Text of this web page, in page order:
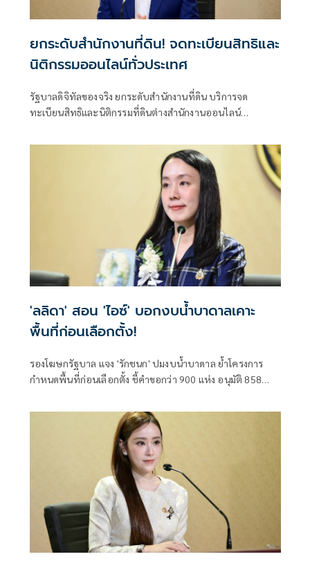
ยกระดับสำนักงานที่ดิน! จดทะเบียนสิทธิและ
นิติกรรมออนไลน์ทั่วประเทศ
รัฐบาลดิจิทัลของจริง ยกระดับสำนักงานที่ดิน บริการจด
ทะเบียนสิทธิและนิติกรรมที่ดินต่างสำนักงานออนไลน์
กทม.เป็นสำนักงานที่ดินอิเล็กทรอนิกส์ทั้งระบบ
'ลลิดา' สอน 'ไอซ์' บอกงบน้ำบาดาลเคาะ
พื้นที่ก่อนเลือกตั้ง!
รองโฆษกรัฐบาล แจง 'รักชนก' ปมงบน้ำบาดาล ย้ำโครงการ
กำหนดพื้นที่ก่อนเลือกตั้ง ชี้คำขอกว่า 900 แห่ง อนุมัติ 858